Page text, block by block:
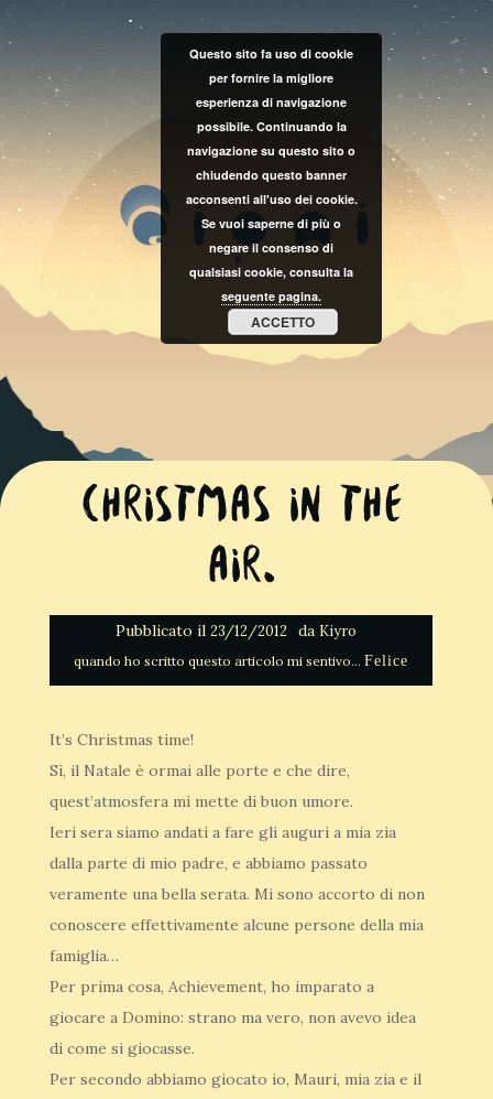
Christmas in the
air.
Pubblicato il 23/12/2012 da Kiyro
Felice
It’s Christmas time!
Sì, il Natale è ormai alle porte e che dire,
quest’atmosfera mi mette di buon umore.
Ieri sera siamo andati a fare gli auguri a mia zia
dalla parte di mio padre, e abbiamo passato
veramente una bella serata. Mi sono accorto di non
conoscere effettivamente alcune persone della mia
famiglia…
Per prima cosa, Achievement, ho imparato a
giocare a Domino: strano ma vero, non avevo idea
di come si giocasse.
Per secondo abbiamo giocato io, Mauri, mia zia e il
Questo sito fa uso di cookie
per fornire la migliore
esperienza di navigazione
possibile. Continuando la
navigazione su questo sito o
chiudendo questo banner
acconsenti all'uso dei cookie.
Se vuoi saperne di più o
negare il consenso di
qualsiasi cookie, consulta la
seguente pagina.
ACCETTO